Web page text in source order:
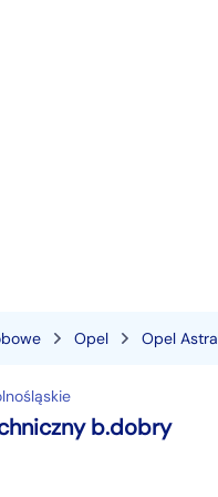
Opel Opel Astra
b.dobry